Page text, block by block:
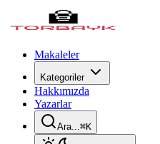
Makaleler
Kategoriler
Hakkımızda
Yazarlar
Ara...⌘K